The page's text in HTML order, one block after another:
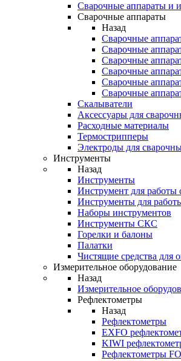
Сварочные аппараты и
Сварочные аппараты
Назад
Сварочные
Сварочные
Сварочные
Сварочные
Сварочные
Cварочные
Скалыватели
Аксессуары для
Расходные материалы
Термострипперы
Электроды для
Инструменты
Назад
Инструменты
Инструмент для работы
Инструменты для
Наборы инструментов
Инструменты СКС
Горелки и балоны
Палатки
Чистящие средства для
Измерительное оборудование
Назад
Измерительное
Рефлектометры
Назад
Рефлектометры
EXFO
KIWI
Рефлектометры